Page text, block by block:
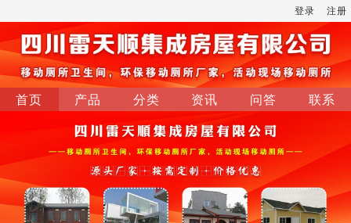
登录 注册
首页 产品 分类 资讯 问答 联系